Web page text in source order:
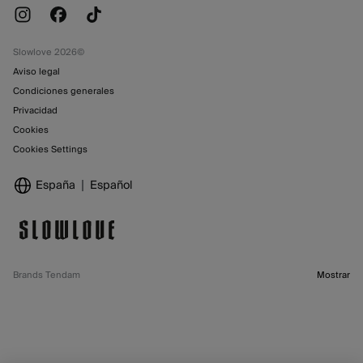
Slowlove 2026©
Aviso legal
Condiciones generales
Privacidad
Cookies
Cookies Settings
España Español
Brands Tendam Mostrar